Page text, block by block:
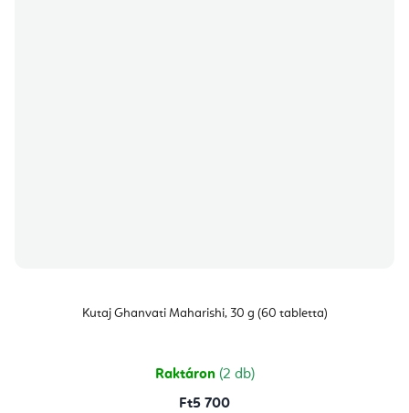
Kutaj Ghanvati Maharishi, 30 g (60 tabletta)
Raktáron (2 db)
Ft5 700